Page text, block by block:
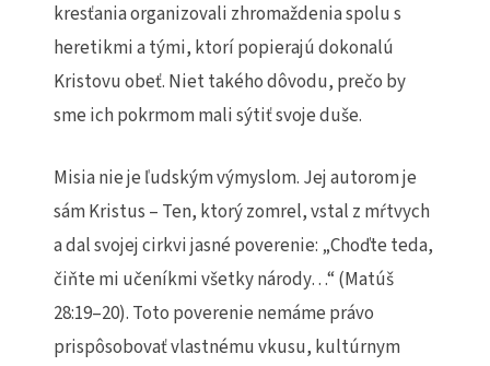
kresťania organizovali zhromaždenia spolu s
heretikmi a tými, ktorí popierajú dokonalú
Kristovu obeť. Niet takého dôvodu, prečo by
sme ich pokrmom mali sýtiť svoje duše.
Misia nie je ľudským výmyslom. Jej autorom je
sám Kristus – Ten, ktorý zomrel, vstal z mŕtvych
a dal svojej cirkvi jasné poverenie: „Choďte teda,
čiňte mi učeníkmi všetky národy…“ (Matúš
28:19–20). Toto poverenie nemáme právo
prispôsobovať vlastnému vkusu, kultúrnym